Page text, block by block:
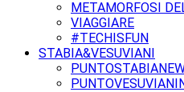
METAMORFOSI
VIAGGIARE
#TECHISFUN
STABIA&VESUVIANI